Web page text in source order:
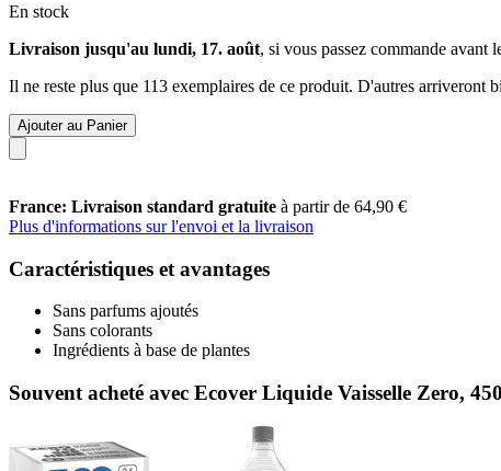
En stock
Livraison jusqu'au lundi, 17. août, si vous passez commande avant
Il ne reste plus que 113 exemplaires de ce produit. D'autres arriveront
Ajouter au Panier
France: Livraison standard gratuite à partir de 64,90 €
Plus d'informations sur l'envoi et la livraison
Caractéristiques et avantages
Sans parfums ajoutés
Sans colorants
Ingrédients à base de plantes
Souvent acheté avec Ecover Liquide Vaisselle Zero,